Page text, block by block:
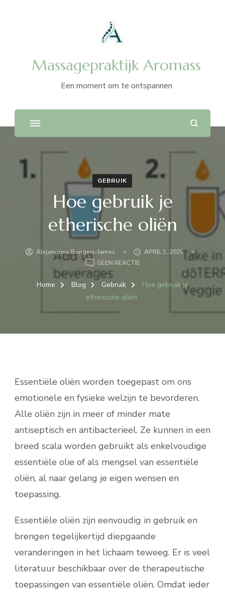
Massagepraktijk Aromass
Een moment om te ontspannen
GEBRUIK
Hoe gebruik je
etherische oliën
Alejandrina Bongers-James
APRIL 1, 2025
GEEN REACTIEOP
GEBRUIK
Home Blog Gebruik
Hoe gebruik je
etherische oliën
Essentiële oliën worden toegepast om ons
emotionele en fysieke welzijn te bevorderen.
Alle oliën zijn in meer of minder mate
antiseptisch en antibacterieel. Ze kunnen in een
breed scala worden gebruikt als enkelvoudige
essentiële olie of als mengsel van essentiële
oliën, al naar gelang je eigen wensen en
toepassing.
Essentiële oliën zijn eenvoudig in gebruik en
brengen tegelijkertijd diepgaande
veranderingen in het lichaam teweeg. Er is veel
literatuur beschikbaar over de therapeutische
toepassingen van essentiële oliën. Omdat ieder